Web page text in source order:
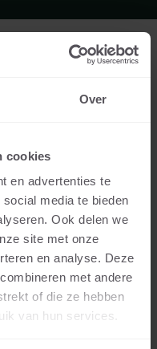
Over
cookies
en advertenties te
media te bieden
Ook delen we
site met onze
en analyse. Deze
met andere
of die ze hebben
van hun services.
SLAB
SLABS